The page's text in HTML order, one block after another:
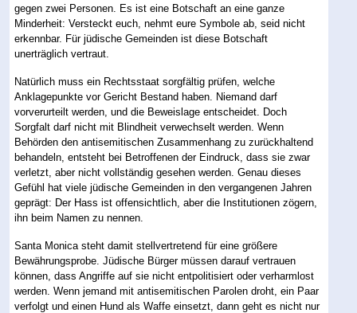
gegen zwei Personen. Es ist eine Botschaft an eine ganze
Minderheit: Versteckt euch, nehmt eure Symbole ab, seid nicht
erkennbar. Für jüdische Gemeinden ist diese Botschaft
unerträglich vertraut.
Natürlich muss ein Rechtsstaat sorgfältig prüfen, welche
Anklagepunkte vor Gericht Bestand haben. Niemand darf
vorverurteilt werden, und die Beweislage entscheidet. Doch
Sorgfalt darf nicht mit Blindheit verwechselt werden. Wenn
Behörden den antisemitischen Zusammenhang zu zurückhaltend
behandeln, entsteht bei Betroffenen der Eindruck, dass sie zwar
verletzt, aber nicht vollständig gesehen werden. Genau dieses
Gefühl hat viele jüdische Gemeinden in den vergangenen Jahren
geprägt: Der Hass ist offensichtlich, aber die Institutionen zögern,
ihn beim Namen zu nennen.
Santa Monica steht damit stellvertretend für eine größere
Bewährungsprobe. Jüdische Bürger müssen darauf vertrauen
können, dass Angriffe auf sie nicht entpolitisiert oder verharmlost
werden. Wenn jemand mit antisemitischen Parolen droht, ein Paar
verfolgt und einen Hund als Waffe einsetzt, dann geht es nicht nur